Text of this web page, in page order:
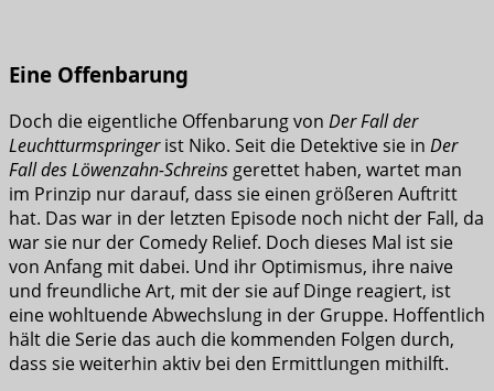
Eine Offenbarung
Doch die eigentliche Offenbarung von Der Fall der
Leuchtturmspringerist Niko. Seit die Detektive sie in Der
Fall des Löwenzahn-Schreins gerettet haben, wartet man
im Prinzip nur darauf, dass sie einen größeren Auftritt
hat. Das war in der letzten Episode noch nicht der Fall, da
war sie nur der Comedy Relief. Doch dieses Mal ist sie
von Anfang mit dabei. Und ihr Optimismus, ihre naive
und freundliche Art, mit der sie auf Dinge reagiert, ist
eine wohltuende Abwechslung in der Gruppe. Hoffentlich
hält die Serie das auch die kommenden Folgen durch,
dass sie weiterhin aktiv bei den Ermittlungen mithilft.